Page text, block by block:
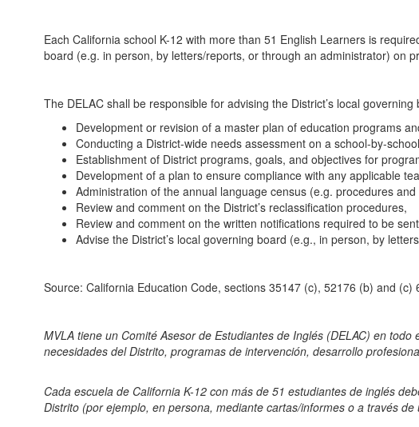
Each California school K-12 with more than 51 English Learners is
board (e.g. in person, by letters/reports, or through an administrator) on
The DELAC shall be responsible for advising the District’s local
Development or revision of a master plan of education programs
Conducting a District-wide needs assessment on a school-by-
Establishment of District programs, goals, and objectives for
Development of a plan to ensure compliance with any applicable
Administration of the annual language census (e.g. procedures and
Review and comment on the District’s reclassification procedures,
Review and comment on the written notifications required to be
Advise the District’s local governing board (e.g., in person, by
Source: California Education Code, sections 35147 (c), 52176 (b) and (c)
MVLA tiene un Comité Asesor de Estudiantes de Inglés (DELAC) en
necesidades del Distrito, programas de intervención, desarrollo
Cada escuela de California K-12 con más de 51 estudiantes de inglés
Distrito (por ejemplo, en persona, mediante cartas/informes o a través